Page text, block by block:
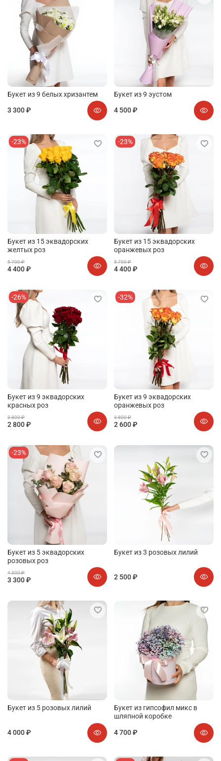
Букет из 9 белых хризантем
3 300 ₽
Букет из 9 эустом
4 500 ₽
-23%
Букет из 15 эквадорских
желтых роз
5 700 ₽
4 400 ₽
-23%
Букет из 15 эквадорских
оранжевых роз
5 700 ₽
4 400 ₽
-26%
Букет из 9 эквадорских
красных роз
3 800 ₽
2 800 ₽
-32%
Букет из 9 эквадорских
оранжевых роз
3 800 ₽
2 600 ₽
-23%
Букет из 5 эквадорских
розовых роз
4 300 ₽
3 300 ₽
Букет из 3 розовых лилий
2 500 ₽
Букет из 5 розовых лилий
4 000 ₽
Букет из гипсофил микс в
шляпной коробке
4 700 ₽